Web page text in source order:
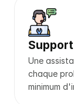
Une
chaque
minimum